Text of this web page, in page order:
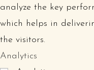
analyze the key
which helps in
the visitors.
Analytics